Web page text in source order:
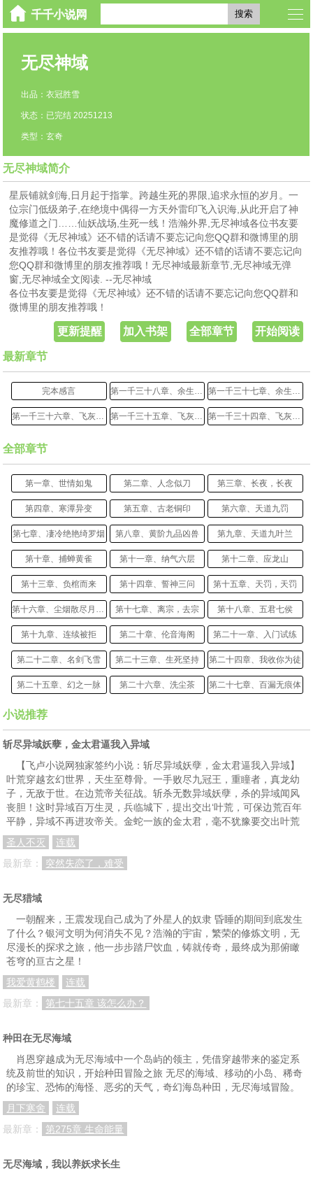
搜索
无尽神域
出品：衣冠胜雪
状态：已完结 20251213
类型：玄奇
无尽神域简介
星辰铺就剑海,日月起于指掌。跨越生死的界限,追求永恒的岁月。一
位宗门低级弟子,在绝境中偶得一方天外雷印飞入识海,从此开启了神
魔修道之门……仙妖战场,生死一线！浩瀚外界,无尽神域各位书友要
是觉得《无尽神域》还不错的话请不要忘记向您QQ群和微博里的朋
友推荐哦！各位书友要是觉得《无尽神域》还不错的话请不要忘记向
您QQ群和微博里的朋友推荐哦！无尽神域最新章节,无尽神域无弹
窗,无尽神域全文阅读. --无尽神域
各位书友要是觉得《无尽神域》还不错的话请不要忘记向您QQ群和
微博里的朋友推荐哦！
开始阅读
全部章节
加入书架
更新提醒
最新章节
完本感言 第一千三十八章、余生不悔，下（大结局） 第一千三十七章、余生不悔，上
第一千三十六章、飞灰烟灭，续 第一千三十五章、飞灰烟灭，下 第一千三十四章、飞灰烟灭，中
全部章节
第一章、世情如鬼 第二章、人念似刀 第三章、长夜，长夜
第四章、寒潭异变 第五章、古老铜印 第六章、天道九罚
第七章、凄冷绝艳绮罗烟 第八章、黄阶九品凶兽 第九章、天道九叶兰
第十章、捕蝉黄雀 第十一章、纳气六层 第十二章、应龙山
第十三章、负棺而来 第十四章、誓神三问 第十五章、天罚，天罚
第十七章、离宗，去宗 第十八章、五君七侯
第十九章、连续被拒 第二十章、伦音海阁 第二十一章、入门试练
第二十二章、名剑飞雪 第二十三章、生死坚持 第二十四章、我收你为徒
第二十五章、幻之一脉 第二十六章、洗尘茶 第二十七章、百漏无痕体
第二十八章、寂静废墟
第三十四章、一文钱难倒英雄汉 第三十五章、纳气七层，天地桥 第三十六章、任务壁更新
第三十七章、天道山脉 第三十八章、青木参王 第三十九章、区黎山，绿云镇
第四十章、醉歌太平城 第四十一章、幻梦山，蜃兽 第四十二章、星辰梦草
第四十三章、龙鳞阴种花
第四十六章、秘闻，上 第四十七章、秘闻，下
第五十五章、首入宗武阁 第五十六章、身法道技，轻鸢剪掠 第五十七章、时光飞逝，冷幻归来
第五十八章、小比报名
第六十四章、外宗十一暨星华
第六十七章、十分胜算
第七十章、浩然心镜，晋级前十 第七十一章、千味居之夜 第七十二章、变调的排名战
第七十三章、神秘灰影 第七十四章、邪神石窟 第七十五章、消失的林元思
第七十六章、再失踪一人
第七十九章、天魔铜首 第八十章、小比落幕
第八十二章、引流归元和破穴钢手
小说推荐
斩尽异域妖孽，金太君逼我入异域
【飞卢小说网独家签约小说：斩尽异域妖孽，金太君逼我入异域】
叶荒穿越玄幻世界，天生至尊骨。一手败尽九冠王，重瞳者，真龙幼
子，无敌于世。在边荒帝关征战。斩杀无数异域妖孽，杀的异域闻风
丧胆！这时异域百万生灵，兵临城下，提出交出‘叶荒，可保边荒百年
平静，异域不再进攻帝关。金蛇一族的金太君，毫不犹豫要交出叶荒
圣人不灭
连载
最新章：
突然失恋了，难受
无尽猎域
一朝醒来，王震发现自己成为了外星人的奴隶 昏睡的期间到底发生
了什么？银河文明为何消失不见？浩瀚的宇宙，繁荣的修炼文明，无
尽漫长的探求之旅，他一步步踏尸饮血，铸就传奇，最终成为那俯瞰
苍穹的亘古之星！
我爱黄鹤楼
连载
最新章：
第七十五章 该怎么办？
种田在无尽海域
肖恩穿越成为无尽海域中一个岛屿的领主，凭借穿越带来的鉴定系
统及前世的知识，开始种田冒险之旅 无尽的海域、移动的小岛、稀奇
的珍宝、恐怖的海怪、恶劣的天气，奇幻海岛种田，无尽海域冒险。
月下寒舍
连载
最新章：
第275章 生命能量
无尽海域，我以养妖求长生